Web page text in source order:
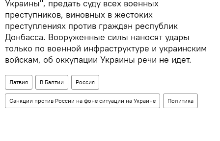
Украины", предать суду всех военных
преступников, виновных в жестоких
преступлениях против граждан республик
Донбасса. Вооруженные силы наносят удары
только по военной инфраструктуре и украинским
войскам, об оккупации Украины речи не идет.
Латвия В Балтии Россия
Санкции против России на фоне ситуации на Украине Политика